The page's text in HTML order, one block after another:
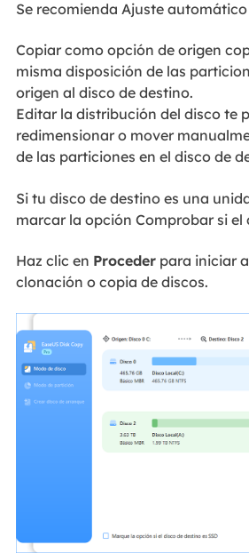
Se recomienda Ajuste
Copiar como opción de origen
misma disposición de las
origen al disco de destino.
Editar la distribución del disco te
redimensionar o mover
de las particiones en el disco de
Si tu disco de destino es una
marcar la opción Comprobar si el
Haz clic en Procederpara iniciar
clonación o copia de discos.